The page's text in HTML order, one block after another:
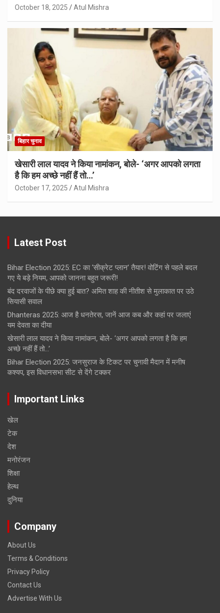
October 18, 2025 Atul Mishra
बिहार चुनाव
खेसारी लाल यादव ने किया नामांकन, बोले- ‘अगर आपको लगता
है कि हम अच्छे नहीं हैं तो…’
October 17, 2025 Atul Mishra
Latest Post
Bihar Election 2025: EC का ‘सीक्रेट प्लान’ तैयार! वोटिंग से पहले बदल
गए ये बड़े नियम, आपको जानना बहुत जरूरी!
बंद दरवाजों के पीछे क्या हुई बात? अमित शाह की नीतीश से मुलाकात पर उठे
सियासी सवाल
Dhanteras 2025: आज है धनतेरस, जानें आज कब और कहां पर जलाएं
यम देवता का दीया
खेसारी लाल यादव ने किया नामांकन, बोले- ‘अगर आपको लगता है कि हम
अच्छे नहीं हैं तो…’
Bihar Election 2025: जनसुराज के टिकट पर चुनावी मैदान में मनीष
कश्यप, इस विधानसभा सीट से देंगे टक्कर
Important Links
खेल
टेक
देश
मनोरंजन
शिक्षा
हेल्‍थ
दुनिया
Company
About Us
Terms & Conditions
Privacy Policy
Contact Us
Advertise With Us